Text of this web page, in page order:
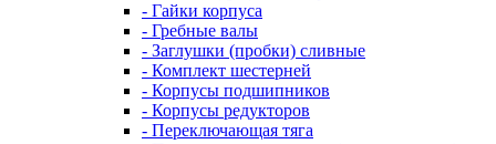
- Гайки корпуса
- Гребные валы
- Заглушки (пробки) сливные
- Комплект шестерней
- Корпусы подшипников
- Корпусы редукторов
- Переключающая тяга